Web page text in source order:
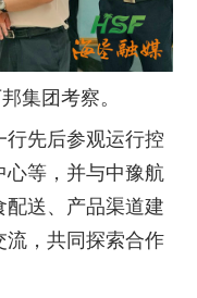
团考察。
先后参观运行控
等，并与中豫航
送、产品渠道建
，共同探索合作